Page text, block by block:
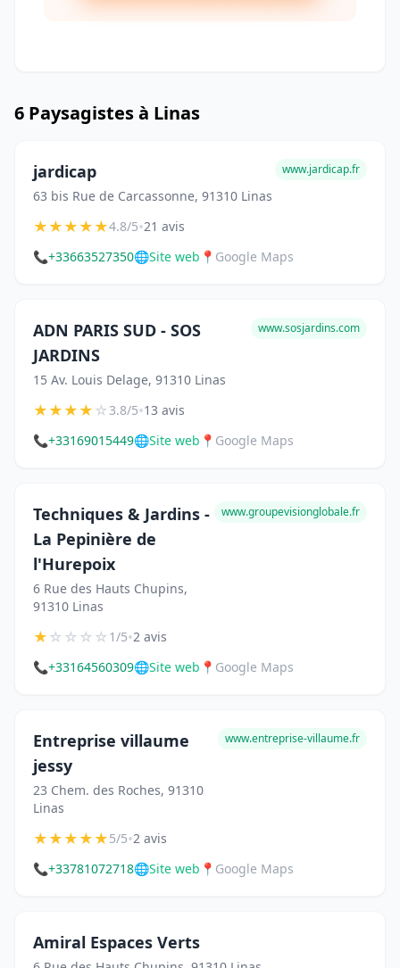
6 Paysagistes à Linas
jardicap
63 bis Rue de Carcassonne, 91310 Linas
www.jardicap.fr
★★★★★4.8/5•21 avis
📞+33663527350🌐Site web 📍 Google Maps
ADN PARIS SUD - SOS
JARDINS
15 Av. Louis Delage, 91310 Linas
www.sosjardins.com
★★★★☆3.8/5•13 avis
📞+33169015449🌐Site web 📍 Google Maps
Techniques & Jardins -
La Pepinière de
l'Hurepoix
6 Rue des Hauts Chupins,
91310 Linas
www.groupevisionglobale.fr
★☆☆☆☆1/5•2 avis
📞+33164560309🌐Site web 📍 Google Maps
Entreprise villaume
jessy
23 Chem. des Roches, 91310
Linas
www.entreprise-villaume.fr
★★★★★5/5•2 avis
📞+33781072718🌐Site web 📍 Google Maps
Amiral Espaces Verts